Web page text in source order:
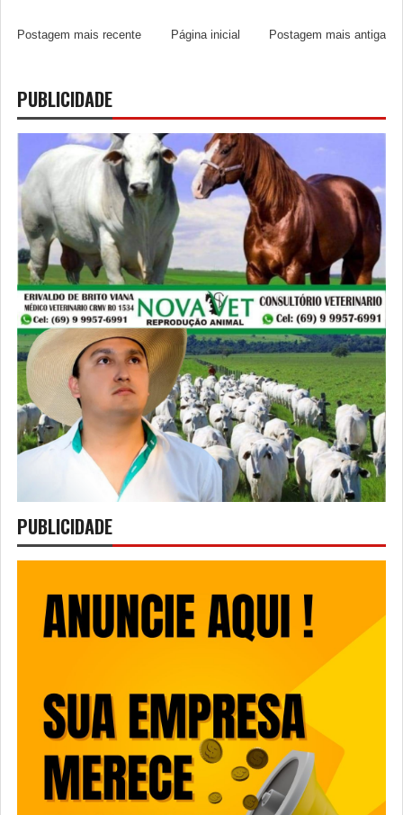
Postagem mais recente Postagem mais antiga
Página inicial
PUBLICIDADE
PUBLICIDADE